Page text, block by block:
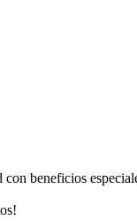
beneficios